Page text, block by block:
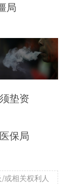
局
垫资
保局
或相关权利人